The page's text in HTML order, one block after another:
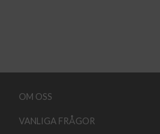
OM OSS
VANLIGA FRÅGOR